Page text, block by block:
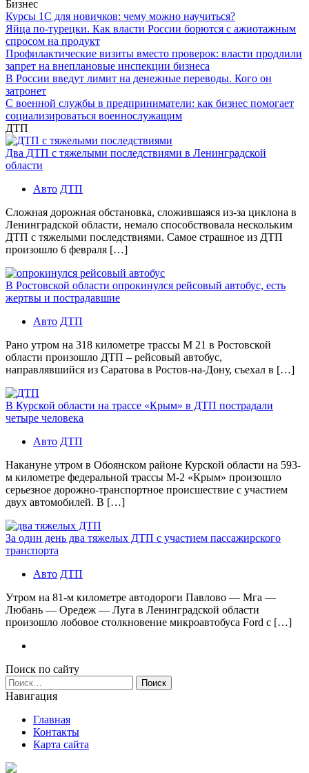
Бизнес
Курсы 1С для новичков: чему можно научиться?
Яйца по-турецки. Как власти России борются с ажиотажным
спросом на продукт
Профилактические визиты вместо проверок: власти продлили
запрет на внеплановые инспекции бизнеса
В России введут лимит на денежные переводы. Кого он
затронет
С военной службы в предприниматели: как бизнес помогает
социализироваться военнослужащим
ДТП
Два ДТП с тяжелыми последствиями в Ленинградской
области
Авто ДТП
Сложная дорожная обстановка, сложившаяся из-за циклона в
Ленинградской области, немало способствовала нескольким
ДТП с тяжелыми последствиями. Самое страшное из ДТП
произошло 6 февраля […]
В Ростовской области опрокинулся рейсовый автобус, есть
жертвы и пострадавшие
Авто ДТП
Рано утром на 318 километре трассы М 21 в Ростовской
области произошло ДТП – рейсовый автобус,
направлявшийся из Саратова в Ростов-на-Дону, съехал в […]
В Курской области на трассе «Крым» в ДТП пострадали
четыре человека
Авто ДТП
Накануне утром в Обоянском районе Курской области на 593-
м километре федеральной трассы М-2 «Крым» произошло
серьезное дорожно-транспортное происшествие с участием
двух автомобилей. В […]
За один день два тяжелых ДТП с участием пассажирского
транспорта
Авто ДТП
Утром на 81-м километре автодороги Павлово — Мга —
Любань — Оредеж — Луга в Ленинградской области
произошло лобовое столкновение микроавтобуса Ford с […]
Поиск по сайту
Найти:
Навигация
Главная
Контакты
Карта сайта